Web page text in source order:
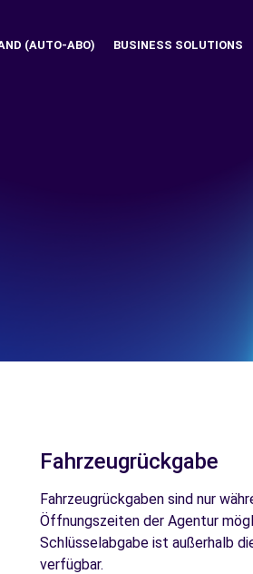
(AUTO-ABO) BUSINESS SOLUTIONS
Fahrzeugrückgabe
Fahrzeugrückgaben sind nur
Öffnungszeiten der Agentur
Schlüsselabgabe ist außerhalb
verfügbar.